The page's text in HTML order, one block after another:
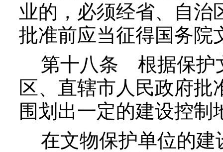
业的，必须经省、自治
批准前应当征得国务院
第十八条 根据保护
区、直辖市人民政府
围划出一定的建设控制
在文物保护单位的建